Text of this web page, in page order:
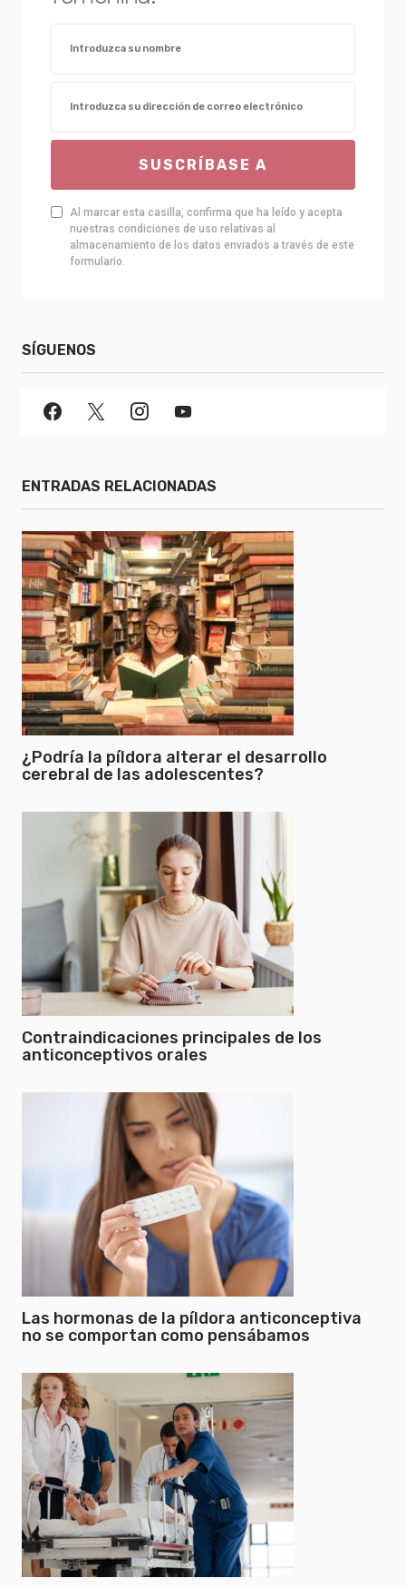
SUSCRÍBASE A
Al marcar esta casilla, confirma que ha leído y acepta
nuestras condiciones de uso relativas al
almacenamiento de los datos enviados a través de este
formulario.
SÍGUENOS
ENTRADAS RELACIONADAS
¿Podría la píldora alterar el desarrollo
cerebral de las adolescentes?
Contraindicaciones principales de los
anticonceptivos orales
Las hormonas de la píldora anticonceptiva
no se comportan como pensábamos